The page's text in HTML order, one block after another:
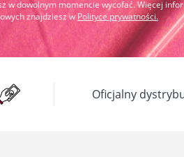
w dowolnym momencie wycofać. Więcej
znajdziesz w Polityce prywatności.
Oficjalny